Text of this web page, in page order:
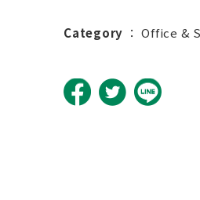
Category ：Office &